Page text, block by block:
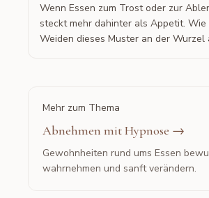
Wenn Essen zum Trost oder zur
steckt mehr dahinter als Appetit. Wie
Weiden dieses Muster an der Wurzel
Mehr zum Thema
Abnehmen mit Hypnose →
Gewohnheiten rund ums Essen
wahrnehmen und sanft verändern.